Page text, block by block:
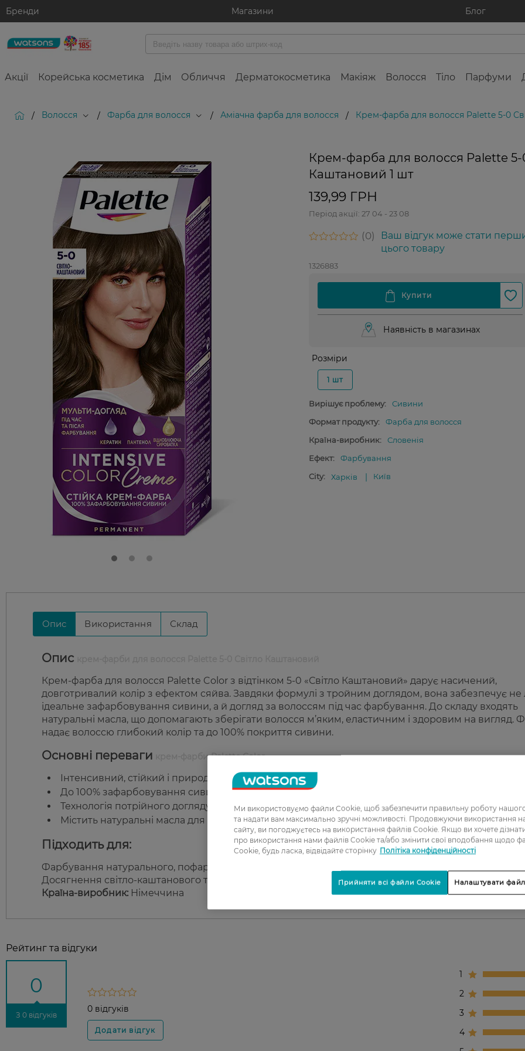
Бренди Магазини Блог
Акції Корейська косметика Дім Обличчя Дерматокосметика Макіяж Волосся Тіло Парфуми
/ Волосся / Фарба для волосся / Аміачна фарба для волосся / Крем-фарба для волосся Palette 5-0
Крем-фарба для волосся Palette 5-
Каштановий 1 шт
139,99 ГРН
Період акції: 27 04 - 23 08
0
Ваш відгук може стати
цього товару
1326883
Наявність в магазинах
Розміри
1 шт
Вирішує проблему:
Сивини
Формат продукту:
Фарба для волосся
Країна-виробник:
Словенія
Ефект:
Фарбування
City:
Харків Київ
Опис Використання Склад
Опис
Крем-фарба для волосся Palette Color з відтінком 5-0 «Світло Каштановий» дарує насичений,
довготривалий колір з ефектом сяйва. Завдяки формулі з тройним доглядом, вона забезпечує
ідеальне зафарбовування сивини, а й догляд за волоссям під час фарбування. До складу входять
натуральні масла, що допомагають зберігати волосся м’яким, еластичним і здоровим на вигляд.
надає волоссю глибокий колір та до 100% покриття сивини.
Основні переваги крем-фарби Palette Color
Інтенсивний, стійкий і природний колір.
До 100% зафарбовування сивини.
Технологія потрійного догляду: живлення, захист, зміцнення волосся.
Містить натуральні масла для м’якості та блиску волосся.
Підходить для:
Фарбування натурального, пофарбованого та сивого волосся.
Досягнення світло-каштанового тону з природним блиском.
Країна-виробник: Німеччина
Рейтинг та відгуки
0
З 0 відгуків
0 відгуків
1
2
3
4
Ми використовуємо файли Cookie, щоб забезпечити правильну роботу
та надати вам максимально зручні можливості. Продовжуючи використання
сайту, ви погоджуєтесь на використання файлів Cookie. Якщо ви хочете
про використання нами файлів Cookie та/або змінити свої вподобання щодо
Cookie, будь ласка, відвідайте сторінку Політіка конфіденційності
Налаштувати
Прийняти всі файли Cookie